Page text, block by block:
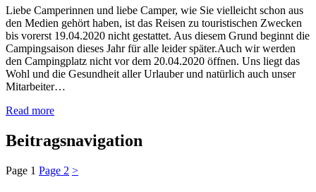
Liebe Camperinnen und liebe Camper, wie Sie vielleicht schon aus
den Medien gehört haben, ist das Reisen zu touristischen Zwecken
bis vorerst 19.04.2020 nicht gestattet. Aus diesem Grund beginnt die
Campingsaison dieses Jahr für alle leider später.Auch wir werden
den Campingplatz nicht vor dem 20.04.2020 öffnen. Uns liegt das
Wohl und die Gesundheit aller Urlauber und natürlich auch unser
Mitarbeiter…
Read more
Beitragsnavigation
Page 1 Page 2 >